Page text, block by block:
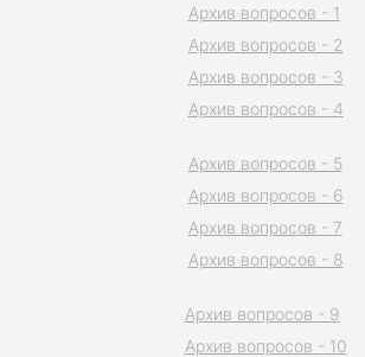
Архив вопросов - 1
Архив вопросов - 2
Архив вопросов - 3
Архив вопросов - 4
Архив вопросов - 5
Архив вопросов - 6
Архив вопросов - 7
Архив вопросов - 8
Архив вопросов - 9
Архив вопросов - 10